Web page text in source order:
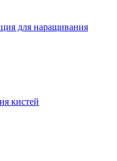
для наращивания
кистей